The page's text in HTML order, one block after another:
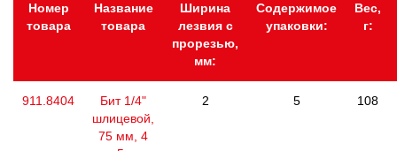
Номер
товара
Название
товара
Ширина
лезвия с
прорезью,
мм:
Содержимое
упаковки:
Вес,
г:
911.8404
Бит 1/4"
шлицевой,
75 мм, 4
2 5 108